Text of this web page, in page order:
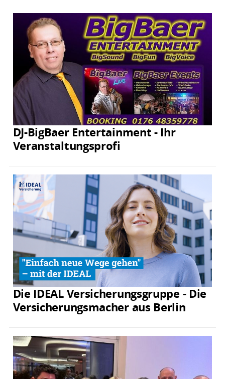
DJ-BigBaer Entertainment - Ihr
Veranstaltungsprofi
Die IDEAL Versicherungsgruppe - Die
Versicherungsmacher aus Berlin